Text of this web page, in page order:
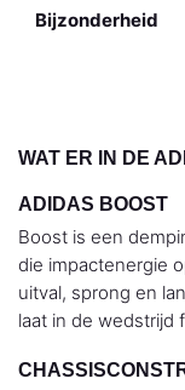
Bijzonderheid
WAT ER IN DE
ADIDAS BOOST
Boost is een
die impactenergie
uitval, sprong en
laat in de wedstrijd